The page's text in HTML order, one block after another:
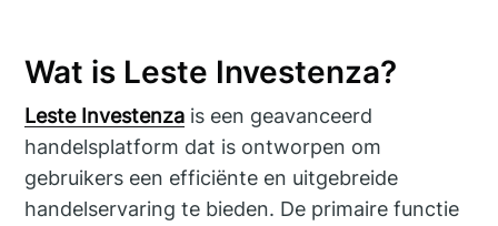
Wat is Leste Investenza?
Leste Investenza is een geavanceerd
handelsplatform dat is ontworpen om
gebruikers een efficiënte en uitgebreide
handelservaring te bieden. De primaire functie